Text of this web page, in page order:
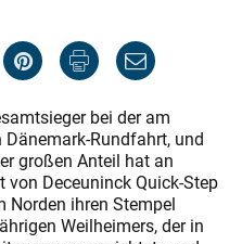
bei der am
Rundfahrt, und
großen Anteil hat an
Deceuninck Quick-Step
ihren Stempel
Weilheimers, der in